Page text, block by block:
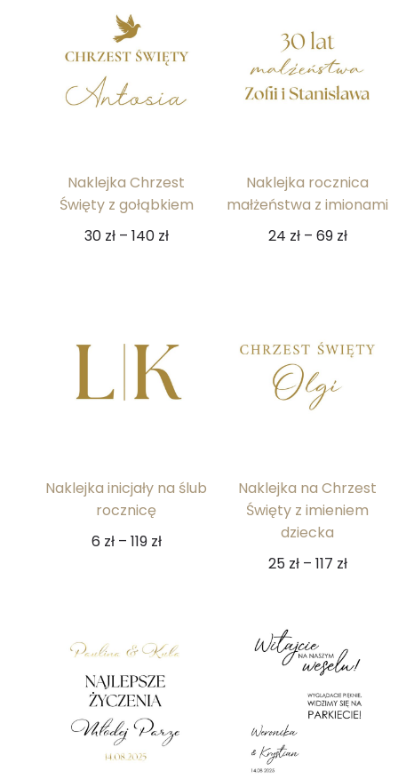
Naklejka Chrzest
Święty z gołąbkiem
30 zł – 140 zł
Naklejka rocznica
małżeństwa z imionami
24 zł – 69 zł
Naklejka inicjały na ślub
rocznicę
6 zł – 119 zł
Naklejka na Chrzest
Święty z imieniem
dziecka
25 zł – 117 zł